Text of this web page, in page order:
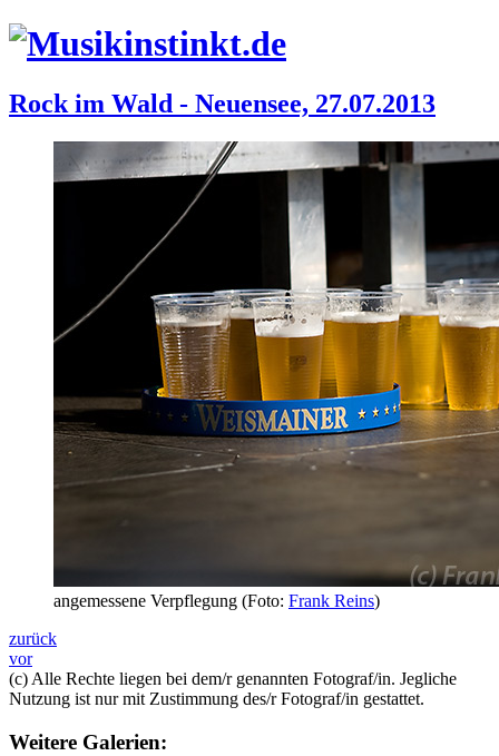
Rock im Wald - Neuensee, 27.07.2013
angemessene Verpflegung (Foto: Frank Reins)
zurück
vor
(c) Alle Rechte liegen bei dem/r genannten Fotograf/in. Jegliche
Nutzung ist nur mit Zustimmung des/r Fotograf/in gestattet.
Weitere Galerien: